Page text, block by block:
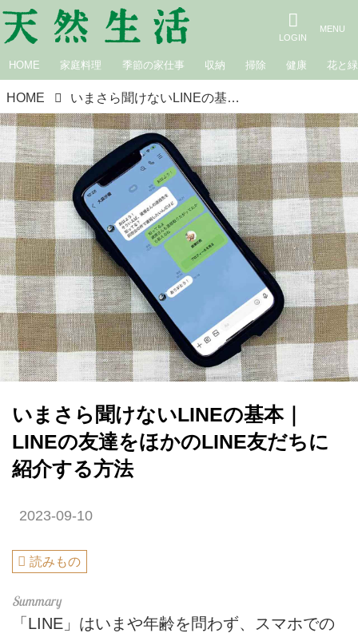
HOME 家庭料理 季節の家仕事 収納 掃除 健康 花と緑
HOME いまさら聞けないLINEの基本｜LINEの友達をほかのLINE友だちに紹介する方法
いまさら聞けないLINEの基本｜
LINEの友達をほかのLINE友だちに
紹介する方法
2023-09-10
読みもの
「LINE」はいまや年齢を問わず、スマホでの